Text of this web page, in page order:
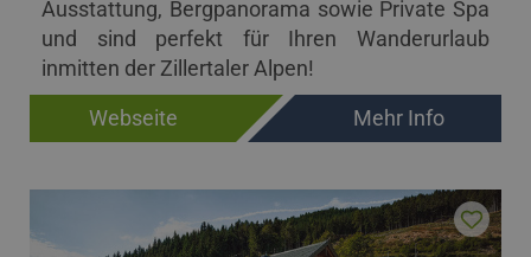
Ausstattung, Bergpanorama sowie Private Spa
und sind perfekt für Ihren Wanderurlaub
inmitten der Zillertaler Alpen!
Webseite
Mehr Info